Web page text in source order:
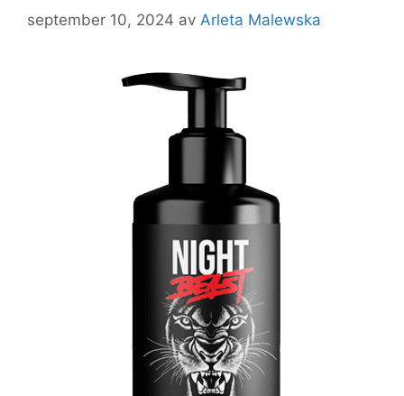
september 10, 2024 av Arleta Malewska